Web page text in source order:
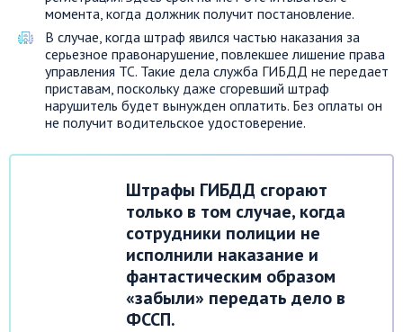
момента, когда должник получит постановление.
В случае, когда штраф явился частью наказания за
серьезное правонарушение, повлекшее лишение права
управления ТС. Такие дела служба ГИБДД не передает
приставам, поскольку даже сгоревший штраф
нарушитель будет вынужден оплатить. Без оплаты он
не получит водительское удостоверение.
Штрафы ГИБДД сгорают
только в том случае, когда
сотрудники полиции не
исполнили наказание и
фантастическим образом
«забыли» передать дело в
ФССП.